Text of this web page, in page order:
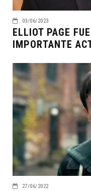
03/06/2023
ELLIOT PAGE
IMPORTANTE
27/06/2022